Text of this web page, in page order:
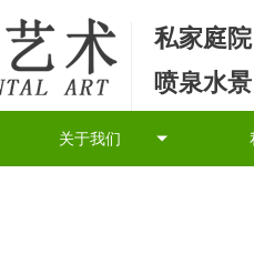
私家庭
喷泉水
关于我们